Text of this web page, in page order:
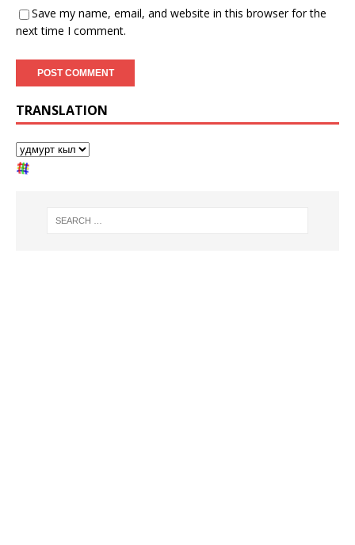
Save my name, email, and website in this browser for the
next time I comment.
TRANSLATION